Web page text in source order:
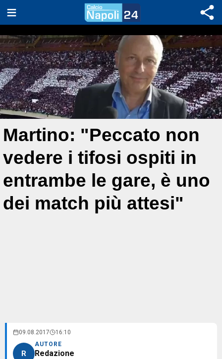
Martino: "Peccato non
vedere i tifosi ospiti in
entrambe le gare, è uno
dei match più attesi"
09.08.2017 16:10
R
AUTORE
Redazione